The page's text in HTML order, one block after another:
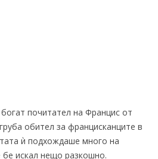
почитател на Францис от
обител за францисканците в
ѝ подхождаше много на
бе искал нещо разкошно.